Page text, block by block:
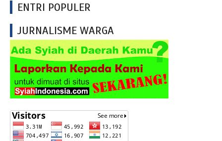
ENTRI POPULER
JURNALISME WARGA